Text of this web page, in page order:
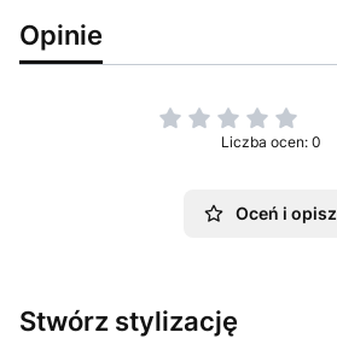
Opinie
Liczba ocen: 0
Oceń i opisz
Stwórz stylizację